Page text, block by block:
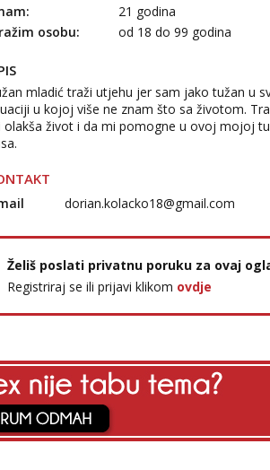
21 godina
osobu:
od 18 do 99 godina
mladić traži utjehu jer sam jako tužan u
u kojoj više ne znam što sa životom.
olakša život i da mi pomogne u ovoj mojoj
dorian.kolacko18@gmail.com
Želiš poslati privatnu poruku za ovaj
Registriraj se ili prijavi klikom ovdje